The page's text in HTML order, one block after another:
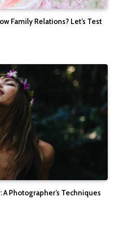
Family Relations? Let’s Test
Photographer’s Techniques